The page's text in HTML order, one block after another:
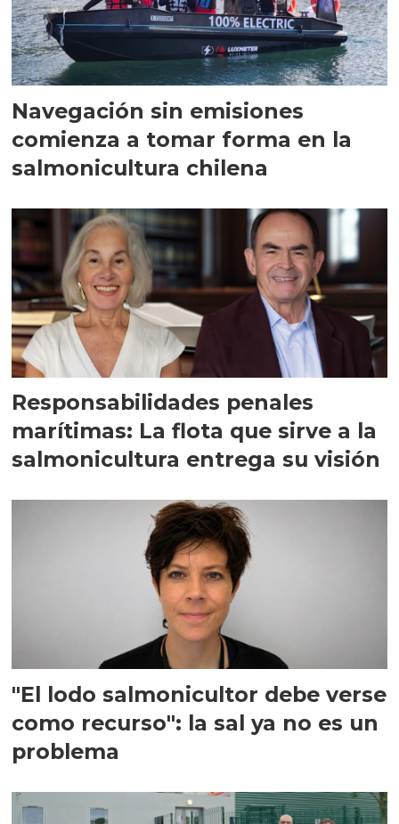
Navegación sin emisiones
comienza a tomar forma en la
salmonicultura chilena
Responsabilidades penales
marítimas: La flota que sirve a la
salmonicultura entrega su visión
"El lodo salmonicultor debe verse
como recurso": la sal ya no es un
problema